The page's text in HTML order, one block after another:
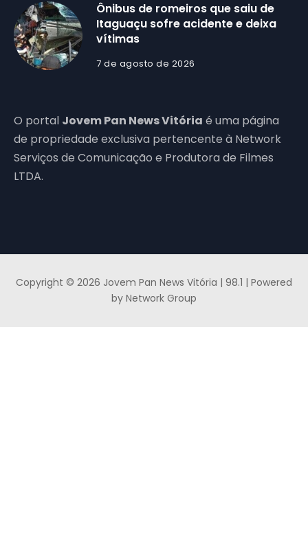
Ônibus de romeiros que saiu de
Itaguaçu sofre acidente e deixa
vítimas
7 de agosto de 2026
O portal Jovem Pan News Vitória é uma página
de propriedade exclusiva pertencente à Network
Serviços de Comunicação e Produtora de Filmes
LTDA.
Copyright © 2026 Jovem Pan News Vitória | 98.1 | Powered
by Network Group